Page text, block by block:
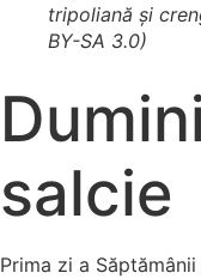
tripoliană și
BY-SA 3.0)
salcie
Prima zi a